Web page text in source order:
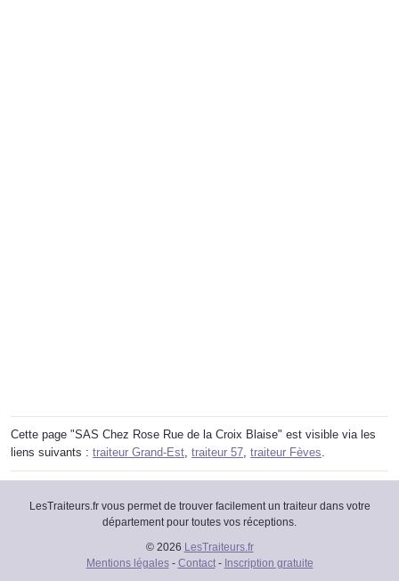
Cette page "SAS Chez Rose Rue de la Croix Blaise" est visible via les
liens suivants : traiteur Grand-Est traiteur 57 traiteur Fèves
LesTraiteurs.fr vous permet de trouver facilement un traiteur dans votre
département pour toutes vos réceptions.
© 2026 LesTraiteurs.fr
Mentions légales- Contact- Inscription gratuite